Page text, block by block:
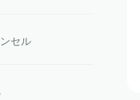
セル